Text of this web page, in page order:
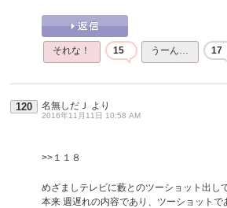
それな！ 15 うーん… 17
120 名無しだＪ より
2016年11月11日 10:58 AM
>>１１８
めざましテレビに藪とのツーショット出し
本来 週遅れの内容であり、ツーショット